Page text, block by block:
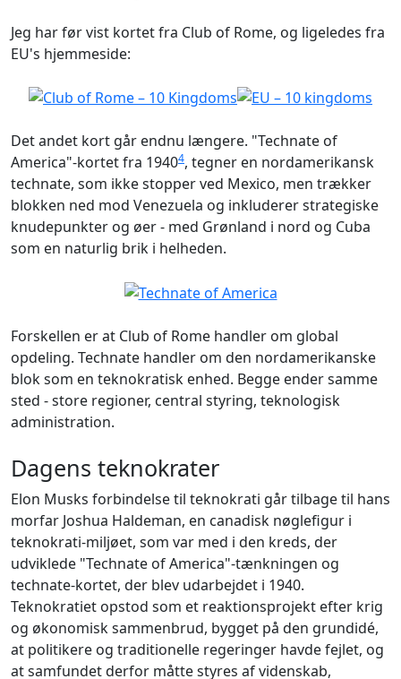
Jeg har før vist kortet fra Club of Rome, og ligeledes fra
EU's hjemmeside:
Det andet kort går endnu længere. "Technate of
America"-kortet fra 19404, tegner en nordamerikansk
technate, som ikke stopper ved Mexico, men trækker
blokken ned mod Venezuela og inkluderer strategiske
knudepunkter og øer - med Grønland i nord og Cuba
som en naturlig brik i helheden.
Forskellen er at Club of Rome handler om global
opdeling. Technate handler om den nordamerikanske
blok som en teknokratisk enhed. Begge ender samme
sted - store regioner, central styring, teknologisk
administration.
Dagens teknokrater
Elon Musks forbindelse til teknokrati går tilbage til hans
morfar Joshua Haldeman, en canadisk nøglefigur i
teknokrati-miljøet, som var med i den kreds, der
udviklede "Technate of America"-tænkningen og
technate-kortet, der blev udarbejdet i 1940.
Teknokratiet opstod som et reaktionsprojekt efter krig
og økonomisk sammenbrud, bygget på den grundidé,
at politikere og traditionelle regeringer havde fejlet, og
at samfundet derfor måtte styres af videnskab,